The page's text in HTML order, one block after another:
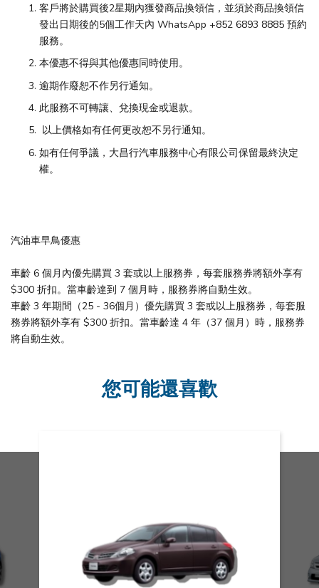
客戶將於購買後2星期內獲發商品換領信，並須於商品換領信
發出日期後的5個工作天內 WhatsApp +852 6893 8885 預約
服務。
本優惠不得與其他優惠同時使用。
逾期作廢恕不作另行通知。
此服務不可轉讓、兌換現金或退款。
以上價格如有任何更改恕不另行通知。
如有任何爭議，大昌行汽車服務中心有限公司保留最終決定
權。
汽油車早鳥優惠
車齡 6 個月內優先購買 3 套或以上服務券，每套服務券將額外享有
$300 折扣。當車齡達到 7 個月時，服務券將自動生效。
車齡 3 年期間（25 - 36個月）優先購買 3 套或以上服務券，每套服
務券將額外享有 $300 折扣。當車齡達 4 年（37 個月）時，服務券
將自動生效。
您可能還喜歡